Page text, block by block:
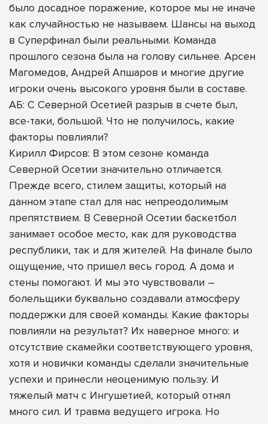
было досадное поражение, которое мы не иначе
как случайностью не называем. Шансы на выход
в Суперфинал были реальными. Команда
прошлого сезона была на голову сильнее. Арсен
Магомедов, Андрей Апшаров и многие другие
игроки очень высокого уровня были в составе.
АБ: С Северной Осетией разрыв в счете был,
все-таки, большой. Что не получилось, какие
факторы повлияли?
Кирилл Фирсов: В этом сезоне команда
Северной Осетии значительно отличается.
Прежде всего, стилем защиты, который на
данном этапе стал для нас непреодолимым
препятствием. В Северной Осетии баскетбол
занимает особое место, как для руководства
республики, так и для жителей. На финале было
ощущение, что пришел весь город. А дома и
стены помогают. И мы это чувствовали –
болельщики буквально создавали атмосферу
поддержки для своей команды. Какие факторы
повлияли на результат? Их наверное много: и
отсутствие скамейки соответствующего уровня,
хотя и новички команды сделали значительные
успехи и принесли неоценимую пользу. И
тяжелый матч с Ингушетией, который отнял
много сил. И травма ведущего игрока. Но